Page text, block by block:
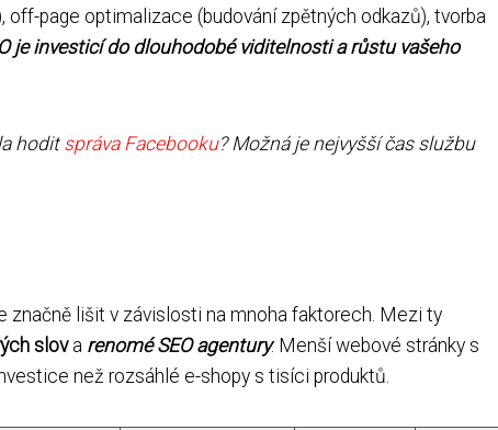
page optimalizace (budování zpětných odkazů), tvorba
je investicí do dlouhodobé viditelnosti a růstu vašeho
hodit správa Facebooku? Možná je nejvyšší čas službu
značně lišit v závislosti na mnoha faktorech. Mezi ty
slova renomé SEO agentury. Menší webové stránky s
než rozsáhlé e-shopy s tisíci produktů.